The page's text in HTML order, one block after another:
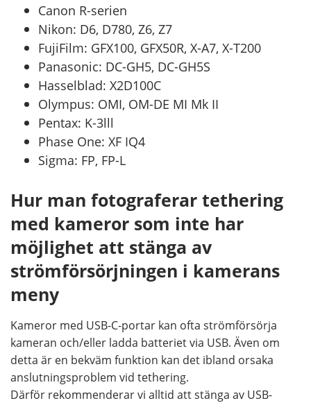
Canon R-serien
Nikon: D6, D780, Z6, Z7
FujiFilm: GFX100, GFX50R, X-A7, X-T200
Panasonic: DC-GH5, DC-GH5S
Hasselblad: X2D100C
Olympus: OMI, OM-DE MI Mk II
Pentax: K-3lll
Phase One: XF IQ4
Sigma: FP, FP-L
Hur man fotograferar tethering
med kameror som inte har
möjlighet att stänga av
strömförsörjningen i kamerans
meny
Kameror med USB-C-portar kan ofta strömförsörja
kameran och/eller ladda batteriet via USB. Även om
detta är en bekväm funktion kan det ibland orsaka
anslutningsproblem vid tethering.
Därför rekommenderar vi alltid att stänga av USB-